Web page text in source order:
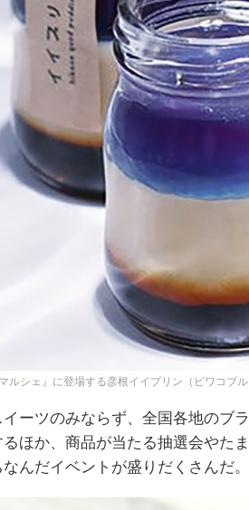
ルシェ』に登場する彦根イイプリン（ビワコブル
イーツのみならず、全国各地のブ
ほか、商品が当たる抽選会やた
んだイベントが盛りだくさんだ。